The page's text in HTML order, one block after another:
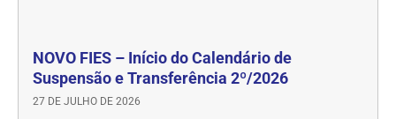
NOVO FIES – Início do Calendário de
Suspensão e Transferência 2º/2026
27 DE JULHO DE 2026